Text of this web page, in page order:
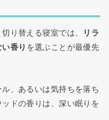
り替える寝室では、
リラ
香り を選ぶことが最優先
、あるいは気持ちを落ち
ドの香りは、深い眠りを